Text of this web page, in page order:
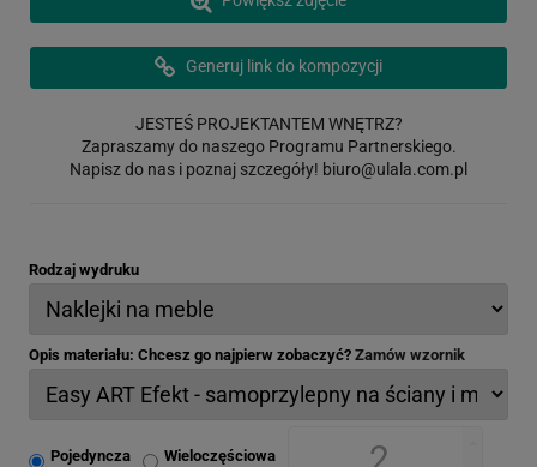
Generuj link do kompozycji
JESTEŚ PROJEKTANTEM WNĘTRZ?
Zapraszamy do naszego Programu Partnerskiego.
Napisz do nas i poznaj szczegóły! biuro@ulala.com.pl
Rodzaj wydruku
Opis materiału: Chcesz go najpierw zobaczyć? Zamów wzornik
Pojedyncza Wieloczęściowa